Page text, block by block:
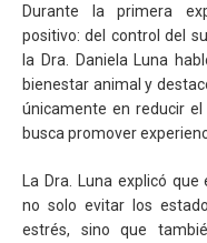
Durante la primera
positivo: del control del
la Dra. Daniela Luna
bienestar animal y
únicamente en reducir
busca promover
La Dra. Luna explicó
no solo evitar los
estrés, sino que